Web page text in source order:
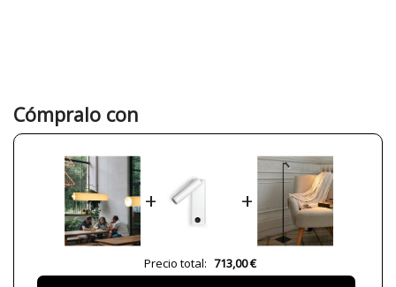
Color
Alto (cm)
Largo (cm)
Peso Neto (KG)
Plazo de Envío
a partir de septiembre
Alimentación
Casquillo
LED
Cómpralo con
+ +
Precio total: 713,00 €